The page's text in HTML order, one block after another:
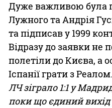
Дуже важливою була
Лужного та Андрія
та підписав у 1999
Відразу до заявки не
полетіли до Києва, а
Іспанії грати з
ЛЧ зіграло 1:1 у
поки що єдиний вихід